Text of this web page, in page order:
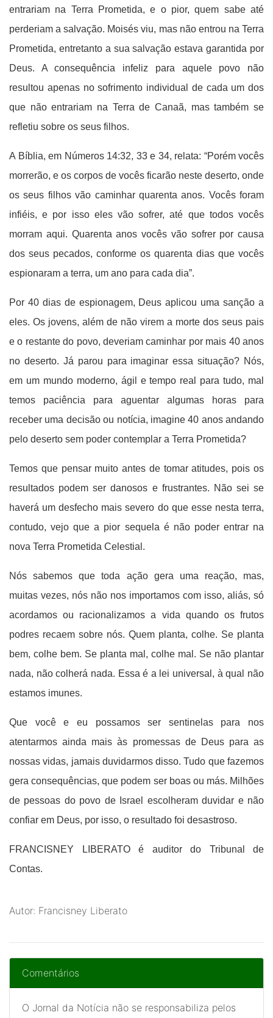
entrariam na Terra Prometida, e o pior, quem sabe até
perderiam a salvação. Moisés viu, mas não entrou na Terra
Prometida, entretanto a sua salvação estava garantida por
Deus. A consequência infeliz para aquele povo não
resultou apenas no sofrimento individual de cada um dos
que não entrariam na Terra de Canaã, mas também se
refletiu sobre os seus filhos.
A Bíblia, em Números 14:32, 33 e 34, relata: “Porém vocês
morrerão, e os corpos de vocês ficarão neste deserto, onde
os seus filhos vão caminhar quarenta anos. Vocês foram
infiéis, e por isso eles vão sofrer, até que todos vocês
morram aqui. Quarenta anos vocês vão sofrer por causa
dos seus pecados, conforme os quarenta dias que vocês
espionaram a terra, um ano para cada dia”.
Por 40 dias de espionagem, Deus aplicou uma sanção a
eles. Os jovens, além de não virem a morte dos seus pais
e o restante do povo, deveriam caminhar por mais 40 anos
no deserto. Já parou para imaginar essa situação? Nós,
em um mundo moderno, ágil e tempo real para tudo, mal
temos paciência para aguentar algumas horas para
receber uma decisão ou notícia, imagine 40 anos andando
pelo deserto sem poder contemplar a Terra Prometida?
Temos que pensar muito antes de tomar atitudes, pois os
resultados podem ser danosos e frustrantes. Não sei se
haverá um desfecho mais severo do que esse nesta terra,
contudo, vejo que a pior sequela é não poder entrar na
nova Terra Prometida Celestial.
Nós sabemos que toda ação gera uma reação, mas,
muitas vezes, nós não nos importamos com isso, aliás, só
acordamos ou racionalizamos a vida quando os frutos
podres recaem sobre nós. Quem planta, colhe. Se planta
bem, colhe bem. Se planta mal, colhe mal. Se não plantar
nada, não colherá nada. Essa é a lei universal, à qual não
estamos imunes.
Que você e eu possamos ser sentinelas para nos
atentarmos ainda mais às promessas de Deus para as
nossas vidas, jamais duvidarmos disso. Tudo que fazemos
gera consequências, que podem ser boas ou más. Milhões
de pessoas do povo de Israel escolheram duvidar e não
confiar em Deus, por isso, o resultado foi desastroso.
FRANCISNEY LIBERATO é auditor do Tribunal de
Contas.
Autor: Francisney Liberato
Comentários
O Jornal da Notícia não se responsabiliza pelos